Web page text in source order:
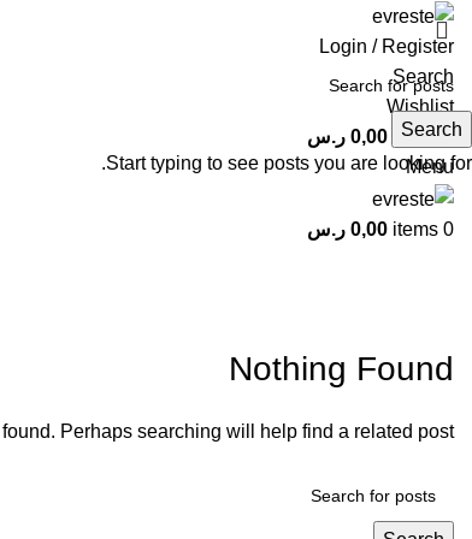
Login / Register
Search
Wishlist
0
items
0,00 ر.س
Menu
0
items
0,00 ر.س
Nothing Found
Perhaps searching will help find a related post.
Search
Start typing to see posts you are looking for.